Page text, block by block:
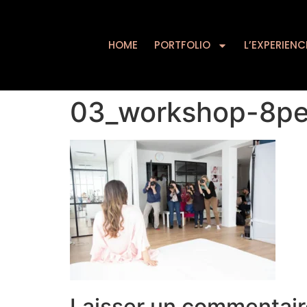
HOME PORTFOLIO
03_workshop-